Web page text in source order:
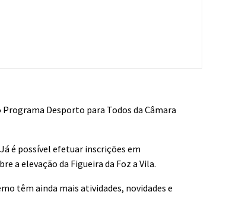
Desporto para Todos da Câmara
é possível efetuar inscrições em
a elevação da Figueira da Foz a Vila.
têm ainda mais atividades, novidades e